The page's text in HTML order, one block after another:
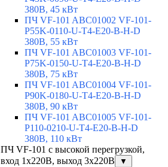
380В, 45 кВт
ПЧ VF-101 ABC01002 VF-101-
P55K-0110-U-T4-E20-B-H-D
380В, 55 кВт
ПЧ VF-101 ABC01003 VF-101-
P75K-0150-U-T4-E20-B-H-D
380В, 75 кВт
ПЧ VF-101 ABC01004 VF-101-
P90K-0180-U-T4-E20-B-H-D
380В, 90 кВт
ПЧ VF-101 ABC01005 VF-101-
P110-0210-U-T4-E20-B-H-D
380В, 110 кВт
ПЧ VF-101 с высокой перегрузкой,
вход 1х220В, выход 3х220В
▼